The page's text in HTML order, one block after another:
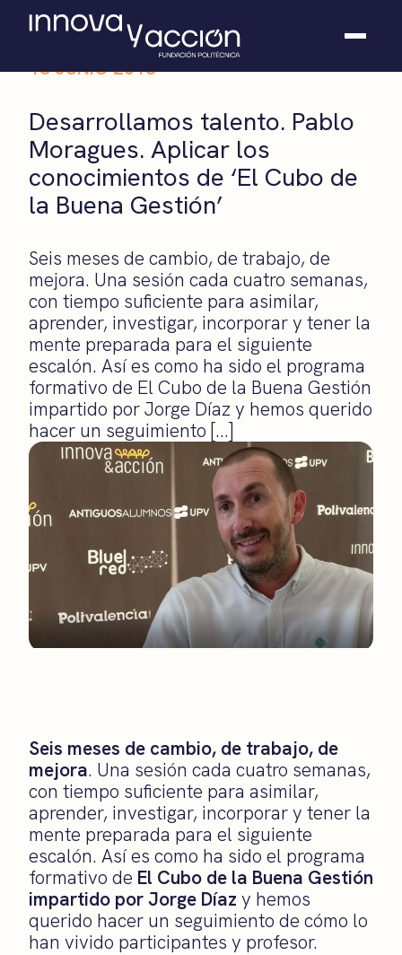
Somos fundación
Casos de éxito
Hackathones
El club
18 JUNIO 2018
Desarrollamos talento. Pablo
Moragues. Aplicar los
conocimientos de ‘El Cubo de
la Buena Gestión’
Seis meses de cambio, de trabajo, de
mejora. Una sesión cada cuatro semanas,
con tiempo suficiente para asimilar,
aprender, investigar, incorporar y tener la
mente preparada para el siguiente
escalón. Así es como ha sido el programa
formativo de El Cubo de la Buena Gestión
impartido por Jorge Díaz y hemos querido
hacer un seguimiento […]
Seis meses de cambio, de trabajo, de
mejora. Una sesión cada cuatro semanas,
con tiempo suficiente para asimilar,
aprender, investigar, incorporar y tener la
mente preparada para el siguiente
escalón. Así es como ha sido el programa
formativo de El Cubo de la Buena Gestión
impartido por Jorge Díaz y hemos
querido hacer un seguimiento de cómo lo
han vivido participantes y profesor.